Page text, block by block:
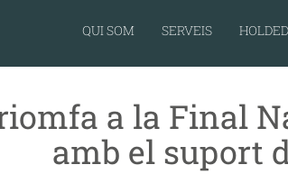
QUI SOM SERVEIS HOLDED
a la Final
amb el suport